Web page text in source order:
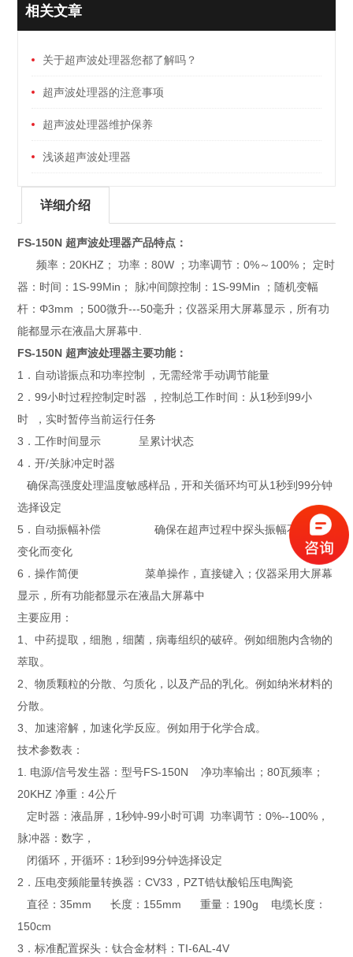
相关文章
关于超声波处理器您都了解吗？
超声波处理器的注意事项
超声波处理器维护保养
浅谈超声波处理器
详细介绍
FS-150N 超声波处理器产品特点：
频率：20KHZ； 功率：80W ；功率调节：0%～100%； 定时
器：时间：1S-99Min； 脉冲间隙控制：1S-99Min ；随机变幅
杆：Φ3mm ；500微升---50毫升；仪器采用大屏幕显示，所有功
能都显示在液晶大屏幕中.
FS-150N 超声波处理器主要功能：
1．自动谐振点和功率控制 ，无需经常手动调节能量
2．99小时过程控制定时器 ，控制总工作时间：从1秒到99小
时 ，实时暂停当前运行任务
3．工作时间显示 呈累计状态
4．开/关脉冲定时器
确保高强度处理温度敏感样品，开和关循环均可从1秒到99分钟
选择设定
5．自动振幅补偿 确保在超声过程中探头振幅不因承载
变化而变化
6．操作简便 菜单操作，直接键入；仪器采用大屏幕
显示，所有功能都显示在液晶大屏幕中
主要应用：
1、中药提取，细胞，细菌，病毒组织的破碎。例如细胞内含物的
萃取。
2、物质颗粒的分散、匀质化，以及产品的乳化。例如纳米材料的
分散。
3、加速溶解，加速化学反应。例如用于化学合成。
技术参数表：
1. 电源/信号发生器：型号FS-150N 净功率输出；80瓦频率；
20KHZ 净重：4公斤
定时器：液晶屏，1秒钟-99小时可调 功率调节：0%--100%，
脉冲器：数字，
闭循环，开循环：1秒到99分钟选择设定
2．压电变频能量转换器：CV33，PZT锆钛酸铅压电陶瓷
直径：35mm 长度：155mm 重量：190g 电缆长度：
150cm
3．标准配置探头：钛合金材料：TI-6AL-4V